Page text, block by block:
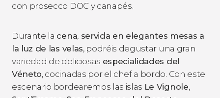
con prosecco DOC y canapés.
Durante la cena,servida en elegantes mesas a
la luz de las velas, podréis degustar una gran
variedad de deliciosas especialidades del
Véneto, cocinadas por el chef a bordo. Con este
escenario bordearemos las islas Le Vignole,